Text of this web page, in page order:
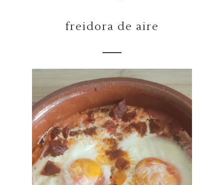
freidora de aire